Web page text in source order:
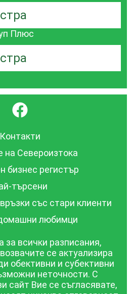
Плюс
}
Контакти
на Североизтока
бизнес регистър
търсени
със стари клиенти
любимци
всички разписания,
се актуализира
обективни и субективни
неточности. С
сайт Вие се съгласявате,